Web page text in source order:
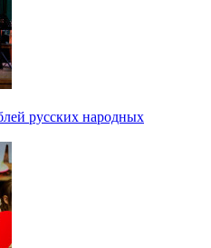
русских народных